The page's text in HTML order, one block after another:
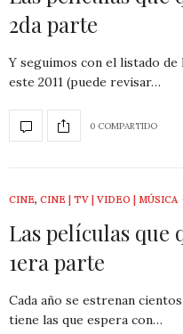
2da parte
Y seguimos con el listado
este 2011 (puede revisar…
0 COMPARTIDO
CINE, CINE | TV | VIDEO | MÚSICA
Las películas que
1era parte
Cada año se estrenan
tiene las que espera con…